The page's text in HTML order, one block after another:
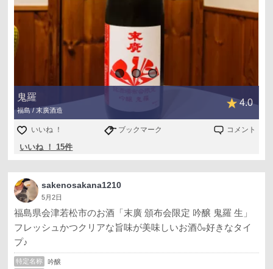
鬼羅
福島 / 末廣酒造
4.0
いいね ！ ブックマーク コメント
いいね ！ 15件
sakenosakana1210
5月2日
福島県会津若松市のお酒「末廣 頒布会限定 吟醸 鬼羅 生」
フレッシュかつクリアな旨味が美味しいお酒🍶好きなタイ
プ♪
特定名称
吟醸